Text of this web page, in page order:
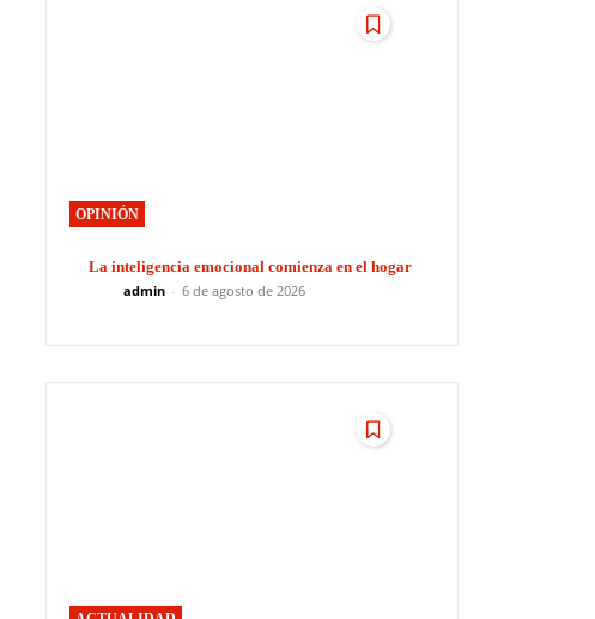
OPINIÓN
La inteligencia emocional comienza en el hogar
admin - 6 de agosto de 2026